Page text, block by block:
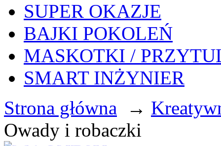
SUPER OKAZJE
BAJKI POKOLEŃ
MASKOTKI /
SMART INŻYNIER
Strona główna
→
Owady i robaczki